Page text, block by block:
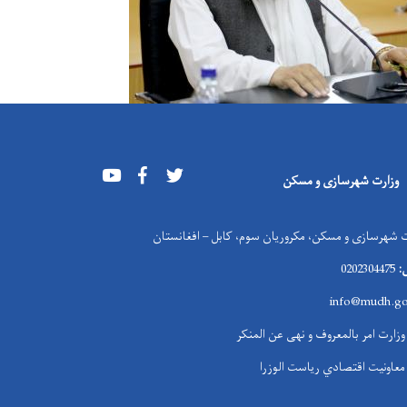
وزارت شهرسازی و مسکن Youtube Facebook
شهرسازی و مسکن، مکروریان سوم، کابل – افغانستان
وزارت امر بالمعروف و نهی عن المنکر
معاونیت اقتصادي ریاست الوزرا